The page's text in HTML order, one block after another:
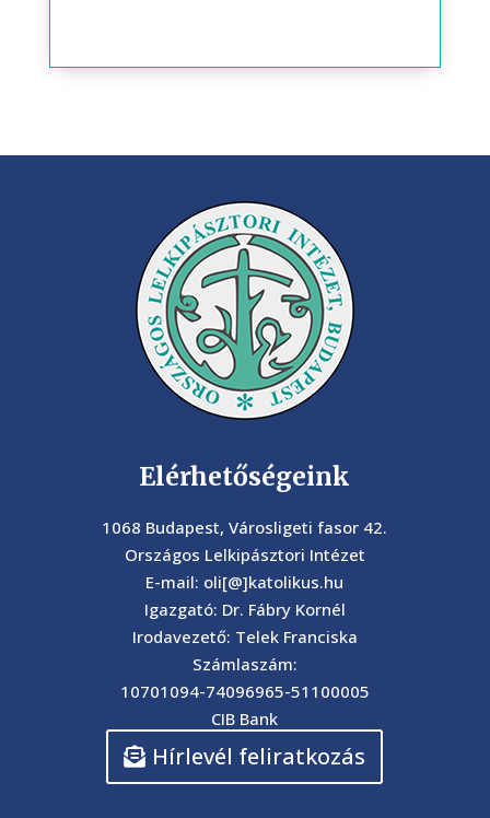
Elérhetőségeink
1068 Budapest, Városligeti fasor 42.
Országos Lelkipásztori Intézet
E-mail: oli[@]katolikus.hu
Igazgató: Dr. Fábry Kornél
Irodavezető: Telek Franciska
Számlaszám:
10701094-74096965-51100005
CIB Bank
Hírlevél feliratkozás